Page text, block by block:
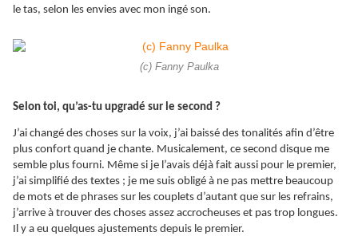
le tas, selon les envies avec mon ingé son.
(c) Fanny Paulka
Selon toi, qu’as-tu upgradé sur le second ?
J’ai changé des choses sur la voix, j’ai baissé des tonalités afin d’être
plus confort quand je chante. Musicalement, ce second disque me
semble plus fourni. Même si je l’avais déjà fait aussi pour le premier,
j’ai simplifié des textes ; je me suis obligé à ne pas mettre beaucoup
de mots et de phrases sur les couplets d’autant que sur les refrains,
j’arrive à trouver des choses assez accrocheuses et pas trop longues.
Il y a eu quelques ajustements depuis le premier.